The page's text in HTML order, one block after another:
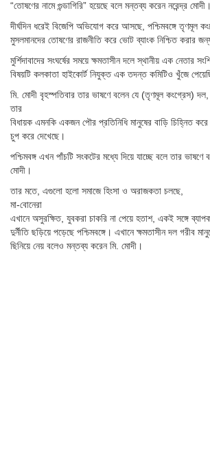
“তোষণের নামে গুন্ডাগিরি” হয়েছে বলে মন্তব্য করেন নরেন্দ্র মোদী।
দীর্ঘদিন ধরেই বিজেপি অভিযোগ করে আসছে, পশ্চিমবঙ্গে তৃণমূল
মুসলমানদের তোষণের রাজনীতি করে ভোট ব্যাংক নিশ্চিত করার
মুর্শিদাবাদের সংঘর্ষের সময়ে ক্ষমতাসীন দলে স্থানীয় এক নেতার
বিষয়টি কলকাতা হাইকোর্ট নিযুক্ত এক তদন্ত কমিটিও খুঁজে
মি. মোদী বৃহস্পতিবার তার ভাষণে বলেন যে (তৃণমূল কংগ্রেস) দল,
তার
বিধায়ক এমনকি একজন পৌর প্রতিনিধি মানুষের বাড়ি চিহ্নিত
চুপ করে দেখেছে।
পশ্চিমবঙ্গ এখন পাঁচটি সংকটের মধ্যে দিয়ে যাচ্ছে বলে তার ভাষণে
মোদী।
তার মতে, এগুলো হলো সমাজে হিংসা ও অরাজকতা চলছে,
মা-বোনেরা
এখানে অসুরক্ষিত, যুবকরা চাকরি না পেয়ে হতাশ, একই সঙ্গে
দুর্নীতি ছড়িয়ে পড়েছে পশ্চিমবঙ্গে। এখানে ক্ষমতাসীন দল গরীব
ছিনিয়ে নেয় বলেও মন্তব্য করেন মি. মোদী।